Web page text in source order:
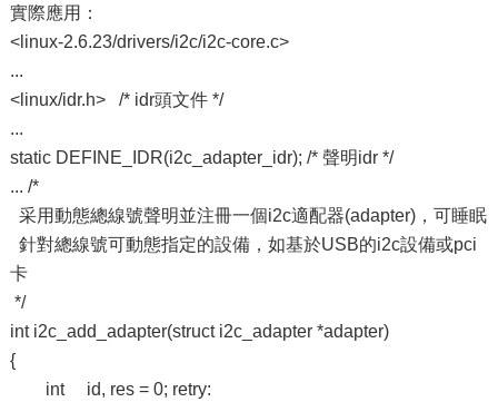
實際應用：
<linux-2.6.23/drivers/i2c/i2c-core.c>
...
<linux/idr.h> /* idr頭文件 */
...
static DEFINE_IDR(i2c_adapter_idr); /* 聲明idr */
... /*
采用動態總線號聲明並注冊一個i2c適配器(adapter)，可睡眠
針對總線號可動態指定的設備，如基於USB的i2c設備或pci
卡
*/
int i2c_add_adapter(struct i2c_adapter *adapter)
{
int id, res = 0; retry: